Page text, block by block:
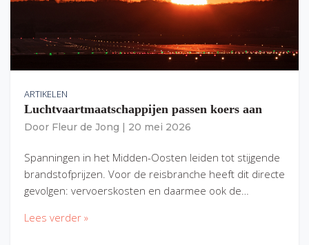
ARTIKELEN
Luchtvaartmaatschappijen passen koers aan
Door Fleur de Jong 20 mei 2026
Spanningen in het Midden-Oosten leiden tot stijgende
brandstofprijzen. Voor de reisbranche heeft dit directe
gevolgen: vervoerskosten en daarmee ook de…
Lees verder »